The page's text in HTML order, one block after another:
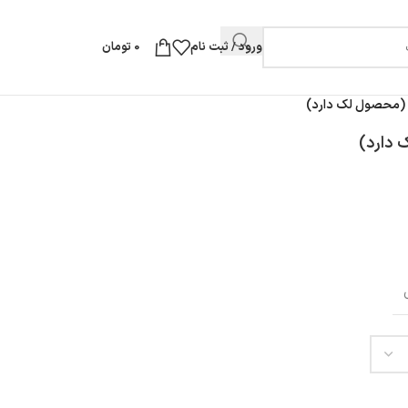
ورود / ثبت نام 0 تومان
(محصول لک دارد)
دارد)